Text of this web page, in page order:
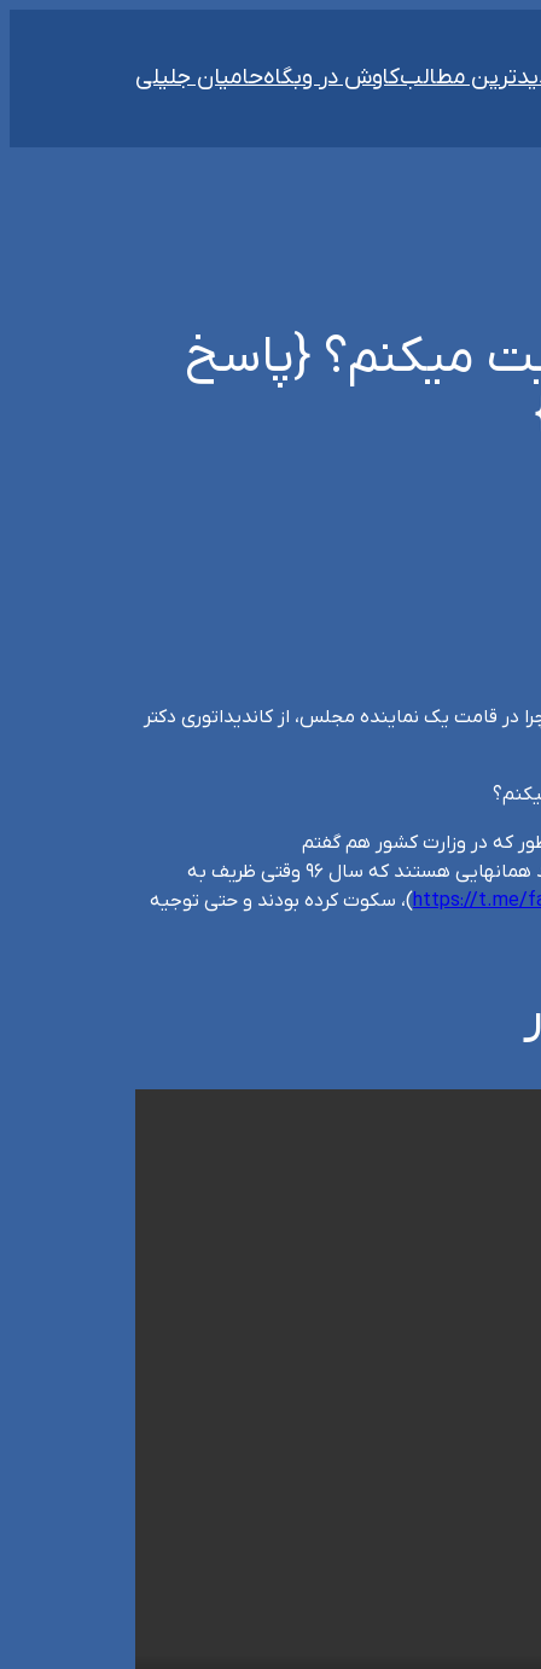
مطالبکاوش در وبگاهحامیان جلیلی
میکنم؟ {پاسخ
در قامت یک نماینده مجلس، از کاندیداتوری دکتر
که در وزارت کشور هم گفتم
)، کسانی که امروز میخواهند از یک عمل صد در صد قانونی، یک روایت دیگر تعریف کنند همانهایی هستند که سال ۹۶ وقتی ظریف به
https://t.me/)، سکوت کرده بودند و حتی توجیه